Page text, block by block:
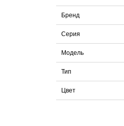
Бренд
Серия
Модель
Тип
Цвет